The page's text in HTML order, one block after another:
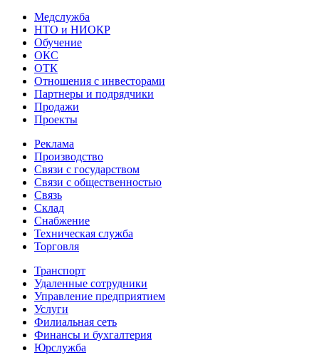
Медслужба
НТО и НИОКР
Обучение
ОКС
ОТК
Отношения с инвесторами
Партнеры и подрядчики
Продажи
Проекты
Реклама
Производство
Связи с государством
Связи с общественностью
Связь
Склад
Снабжение
Техническая служба
Торговля
Транспорт
Удаленные сотрудники
Управление предприятием
Услуги
Филиальная сеть
Финансы и бухгалтерия
Юрслужба